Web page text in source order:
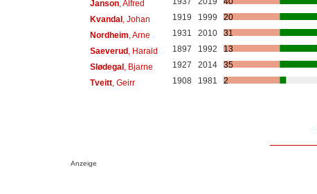
Janson, Alfred
Kvandal, Johan 1919 1999
20
Nordheim , Arne 1931 2010
31
Saeverud, Harald 1897 1992
13
Slødegal, Bjarne 1927 2014
35
Tveitt, Geirr 1908 1981 2
Anzeige